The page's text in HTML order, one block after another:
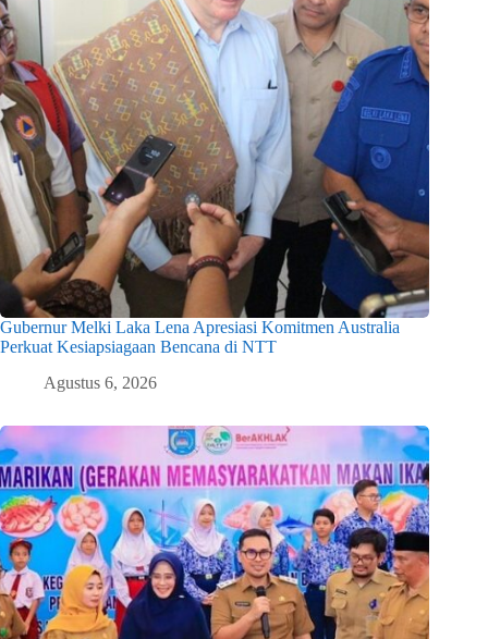
Gubernur Melki Laka Lena Apresiasi Komitmen Australia
Perkuat Kesiapsiagaan Bencana di NTT
Agustus 6, 2026